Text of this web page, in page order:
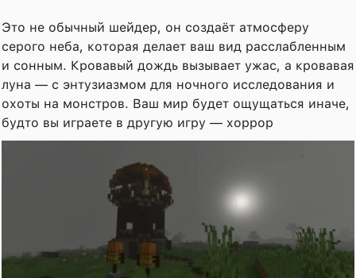
Это не обычный шейдер, он создаёт атмосферу
серого неба, которая делает ваш вид расслабленным
и сонным. Кровавый дождь вызывает ужас, а кровавая
луна — с энтузиазмом для ночного исследования и
охоты на монстров. Ваш мир будет ощущаться иначе,
будто вы играете в другую игру — хоррор